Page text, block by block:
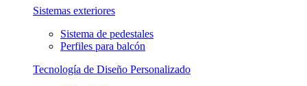
Sistemas exteriores
Sistema de pedestales
Perfiles para balcón
Tecnología de Diseño Personalizado